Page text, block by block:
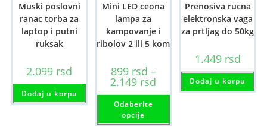
Muski poslovni
ranac torba za
laptop i putni
ruksak
2.099 rsd
Dodaj u korpu
Mini LED ceona
lampa za
kampovanje i
ribolov 2 ili 5 kom
899 rsd –
2.149 rsd
od
2.149 rsd
Odaberite
opcije
Ovaj
Prenosiva rucna
elektronska vaga
za prtljag do 50kg
1.449 rsd
Dodaj u korpu